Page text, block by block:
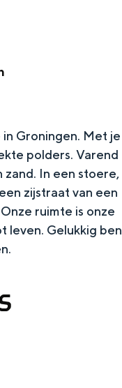
Groningen. Met je
polders. Varend
zand. In een stoere,
zijstraat van een
ruimte is onze
leven. Gelukkig ben